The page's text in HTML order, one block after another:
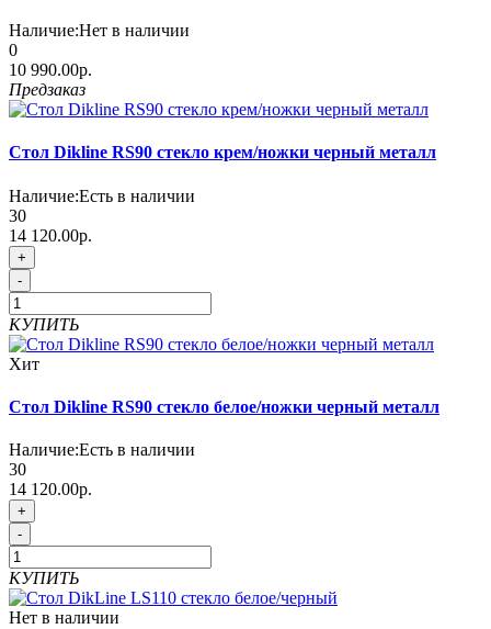
Наличие:Нет в наличии
0
10 990.00р.
Предзаказ
Стол Dikline RS90 стекло крем/ножки черный металл
Наличие:Есть в наличии
30
14 120.00р.
+
-
КУПИТЬ
Хит
Стол Dikline RS90 стекло белое/ножки черный металл
Наличие:Есть в наличии
30
14 120.00р.
+
-
КУПИТЬ
Нет в наличии